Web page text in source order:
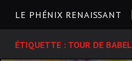
LE PHÉNIX RENAISSANT
ÉTIQUETTE : TOUR DE BABEL